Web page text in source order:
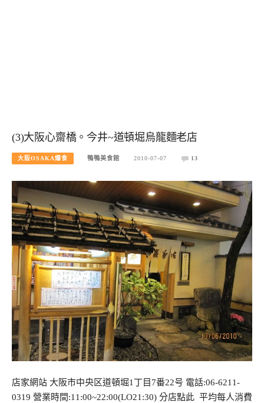
(3)大阪心齋橋。今井~道頓堀烏龍麵老店
大阪OSAKA爆食 鴨鴨美食館 2010-07-07 13
店家網站 大阪市中央区道頓堀1丁目7番22号 電話:06-6211-
0319 營業時間:11:00~22:00(LO21:30) 分店點此 平均每人消費